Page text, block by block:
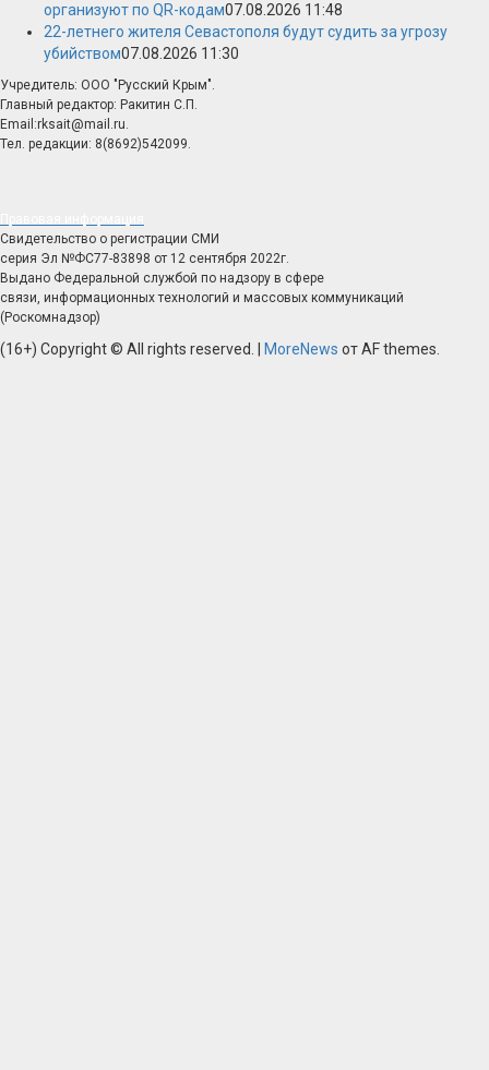
организуют по QR-кодам07.08.2026 11:48
22-летнего жителя Севастополя будут судить за угрозу
убийством07.08.2026 11:30
Учредитель: ООО "Русский Крым".
Главный редактор: Ракитин С.П.
Email:rksait@mail.ru.
Тел. редакции: 8(8692)542099.
Свидетельство о регистрации СМИ
серия Эл №ФС77-83898 от 12 сентября 2022г.
Выдано Федеральной службой по надзору в сфере
связи, информационных технологий и массовых коммуникаций
(Роскомнадзор)
(16+) Copyright © All rights reserved. MoreNews от AF themes.